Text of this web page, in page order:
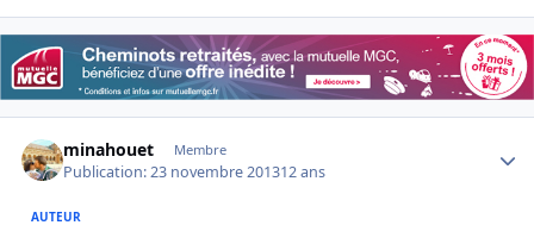
minahouet Membre
Publication:23 novembre 201312 ans
AUTEUR